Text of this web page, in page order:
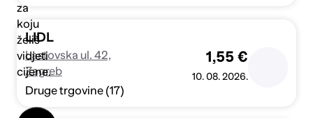
za
koju
želiš
vidjeti
cijene.
LIDL
Lastovska ul. 42,
Zagreb
Druge trgovine (17)
1,55 €
10. 08. 2026.